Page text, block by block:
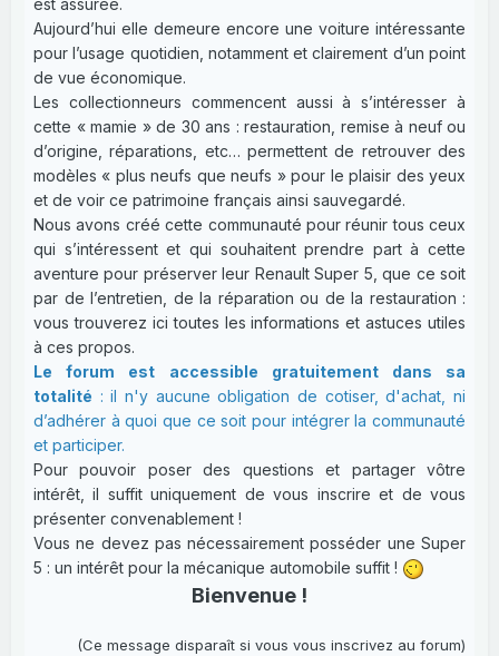
est assurée.
Aujourd’hui elle demeure encore une voiture intéressante
pour l’usage quotidien, notamment et clairement d’un point
de vue économique.
Les collectionneurs commencent aussi à s’intéresser à
cette « mamie » de 30 ans : restauration, remise à neuf ou
d’origine, réparations, etc… permettent de retrouver des
modèles « plus neufs que neufs » pour le plaisir des yeux
et de voir ce patrimoine français ainsi sauvegardé.
Nous avons créé cette communauté pour réunir tous ceux
qui s’intéressent et qui souhaitent prendre part à cette
aventure pour préserver leur Renault Super 5, que ce soit
par de l’entretien, de la réparation ou de la restauration :
vous trouverez ici toutes les informations et astuces utiles
à ces propos.
Le forum est accessible gratuitement dans sa
totalité : il n'y aucune obligation de cotiser, d'achat, ni
d’adhérer à quoi que ce soit pour intégrer la communauté
et participer.
Pour pouvoir poser des questions et partager vôtre
intérêt, il suffit uniquement de vous inscrire et de vous
présenter convenablement !
Vous ne devez pas nécessairement posséder une Super
5 : un intérêt pour la mécanique automobile suffit !
Bienvenue !
(Ce message disparaît si vous vous inscrivez au forum)